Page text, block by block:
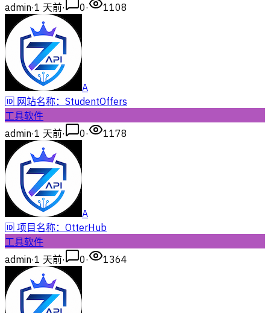
admin·1 天前· 0· 1108
A
🆔 网站名称：StudentOffers
工具软件
admin·1 天前· 0· 1178
A
🆔 项目名称：OtterHub
工具软件
admin·1 天前· 0· 1364